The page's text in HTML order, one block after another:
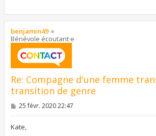
benjamin49
Bénévole écoutant·e
Re: Compagne d'une femme
transition de genre
M
s
25 févr. 2020 22:47
Kate,